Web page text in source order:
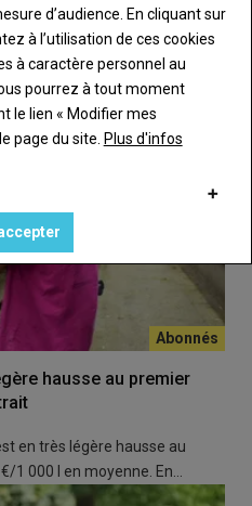
les producteurs à
: « Le chevreaumérite d’être
Mais si les éleveurs eux-
pas en avant, ce sera
la France, des actions
les chevreaux
hausse au premier
en très légère hausse au
1 000 l en moyenne. En…
d’audience. En cliquant sur
à l’utilisation de ces cookies
à caractère personnel au
pourrez à tout moment
le lien « Modifier mes
page du site. Plus d'infos